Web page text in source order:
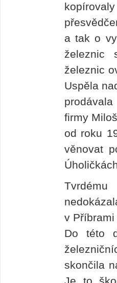
a tak o
železnic
železnic
Uspěla
firmy
od roku
věnovat
v
Do této
skončila